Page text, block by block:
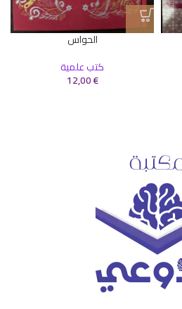
الحواس
كتب علمية
12,00€